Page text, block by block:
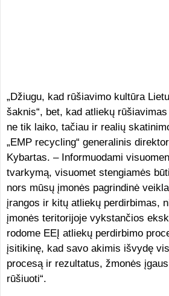
„Džiugu, kad rūšiavimo kultūra
šaknis“, bet, kad atliekų
ne tik laiko, tačiau ir realių
„EMP recycling“ generalinis
Kybartas. – Informuodami
tvarkymą, visuomet stengiamės
nors mūsų įmonės pagrindinė
įrangos ir kitų atliekų perdirbimas,
įmonės teritorijoje vykstančios
rodome EEĮ atliekų perdirbimo
įsitikinę, kad savo akimis išvydę
procesą ir rezultatus, žmonės
rūšiuoti“.